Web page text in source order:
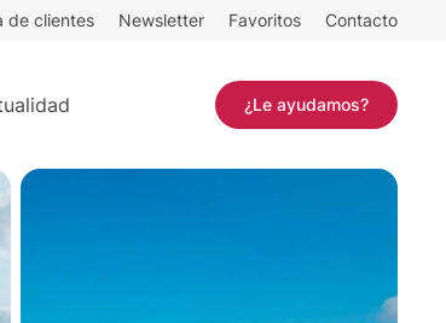
de clientes Newsletter Favoritos Contacto
¿Le ayudamos?